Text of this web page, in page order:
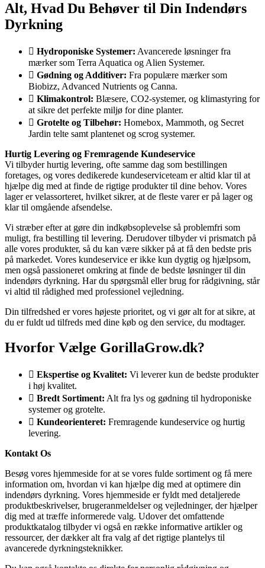
Alt, Hvad Du Behøver til Din Indendørs
Dyrkning
Hydroponiske Systemer: Avancerede løsninger fra
mærker som Terra Aquatica og Alien Systemer.
Gødning og Additiver: Fra populære mærker som
Biobizz, Advanced Nutrients og Canna.
Klimakontrol: Blæsere, CO2-systemer, og klimastyring for
at sikre det perfekte miljø for dine planter.
Grotelte og Tilbehør: Homebox, Mammoth, og Secret
Jardin telte samt plantenet og scrog systemer.
Hurtig Levering og Fremragende Kundeservice
Vi tilbyder hurtig levering, ofte samme dag som bestillingen
foretages, og vores dedikerede kundeserviceteam er altid klar til at
hjælpe dig med at finde de rigtige produkter til dine behov. Vores
lager er velassorteret, hvilket sikrer, at de fleste varer er på lager og
klar til omgående afsendelse.
Vi stræber efter at gøre din indkøbsoplevelse så problemfri som
muligt, fra bestilling til levering. Derudover tilbyder vi prismatch på
alle vores produkter, så du kan være sikker på at få den bedste pris
på markedet. Vores kundeservice er ikke kun dygtig og hjælpsom,
men også passioneret omkring at finde de bedste løsninger til din
indendørs dyrkning. Har du spørgsmål eller brug for rådgivning, står
vi altid til rådighed med professionel vejledning.
Din tilfredshed er vores højeste prioritet, og vi gør alt for at sikre, at
du er fuldt ud tilfreds med dine køb og den service, du modtager.
Hvorfor Vælge GorillaGrow.dk?
Ekspertise og Kvalitet: Vi leverer kun de bedste produkter
i høj kvalitet.
Bredt Sortiment: Alt fra lys og gødning til hydroponiske
systemer og grotelte.
Kundeorienteret: Fremragende kundeservice og hurtig
levering.
Kontakt Os
Besøg vores hjemmeside for at se vores fulde sortiment og få mere
information om, hvordan vi kan hjælpe dig med at optimere din
indendørs dyrkning. Vores hjemmeside er fyldt med detaljerede
produktbeskrivelser, brugeranmeldelser og vejledninger, der hjælper
dig med at træffe informerede valg. Udover det omfattende
produktkatalog tilbyder vi også en række informative artikler og
ressourcer, der dækker alt fra valg af det rigtige plantelys til
avancerede dyrkningsteknikker.